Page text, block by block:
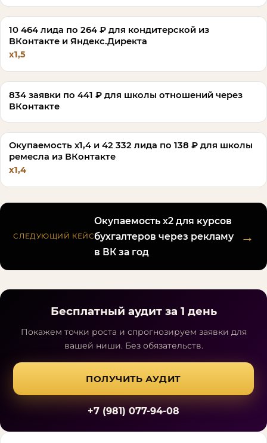
10 464 лида по 264 ₽ для кондитерской из
ВКонтакте и Яндекс.Директа
х1,5
834 заявки по 441 ₽ для школы отношений через
ВКонтакте
Окупаемость х1,4 и 42 332 лида по 138 ₽ для школы
ремесла из ВКонтакте
х1,4
СЛЕДУЮЩИЙ КЕЙС
Окупаемость х2 для курсов
бухгалтеров через рекламу
в ВК за год
→
Бесплатный аудит за 1 день
Покажем точки роста и спрогнозируем заявки для
вашей ниши. Без обязательств.
ПОЛУЧИТЬ АУДИТ
+7 (981) 077-94-08